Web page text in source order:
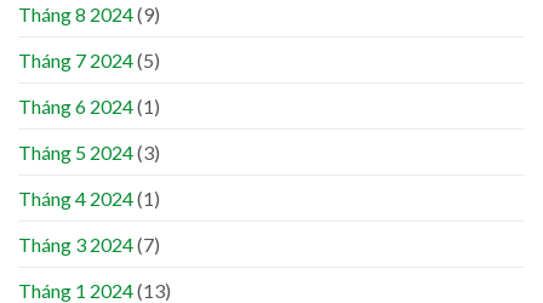
Tháng 8 2024(9)
Tháng 7 2024(5)
Tháng 6 2024(1)
Tháng 5 2024(3)
Tháng 4 2024(1)
Tháng 3 2024(7)
Tháng 1 2024(13)